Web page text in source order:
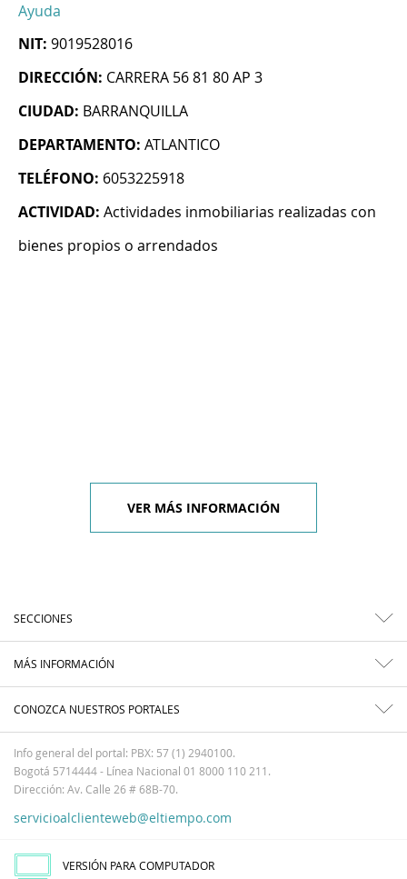
Ayuda
NIT: 9019528016
DIRECCIÓN: CARRERA 56 81 80 AP 3
CIUDAD: BARRANQUILLA
DEPARTAMENTO: ATLANTICO
TELÉFONO: 6053225918
ACTIVIDAD: Actividades inmobiliarias realizadas con
bienes propios o arrendados
VER MÁS INFORMACIÓN
SECCIONES
MÁS INFORMACIÓN
CONOZCA NUESTROS PORTALES
Info general del portal: PBX: 57 (1) 2940100.
Bogotá 5714444 - Línea Nacional 01 8000 110 211.
Dirección: Av. Calle 26 # 68B-70.
servicioalclienteweb@eltiempo.com
VERSIÓN PARA COMPUTADOR